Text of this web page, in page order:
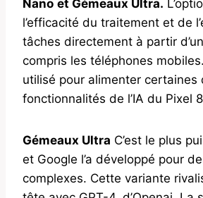
Nano et Gémeaux Ultra.
l’efficacité du traitement et de
tâches directement à partir
compris les téléphones
utilisé pour alimenter certaines
fonctionnalités de l’IA du Pixel
Gémeaux Ultra C’est le plus
et Google l’a développé pour
complexes. Cette variante